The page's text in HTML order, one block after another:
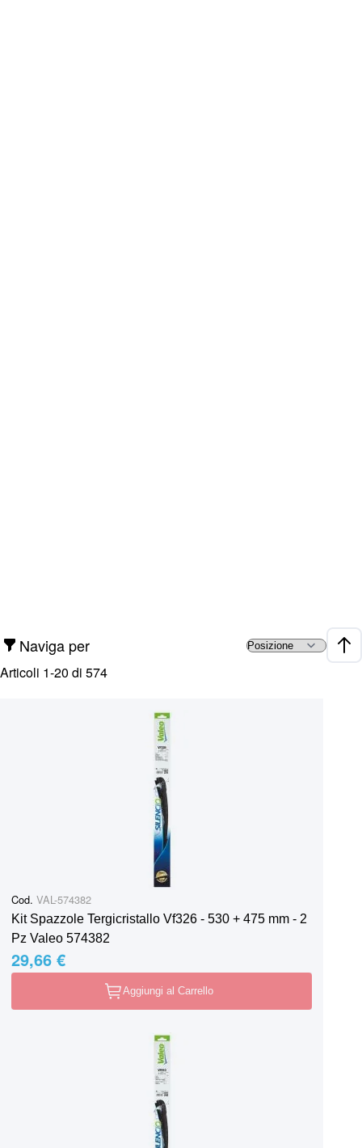
Naviga per
Articoli 1-20 di 574
Cod. VAL-574382
Kit Spazzole Tergicristallo Vf326 - 530 + 475 mm - 2
Pz Valeo 574382
29,66 €
Aggiungi al Carrello